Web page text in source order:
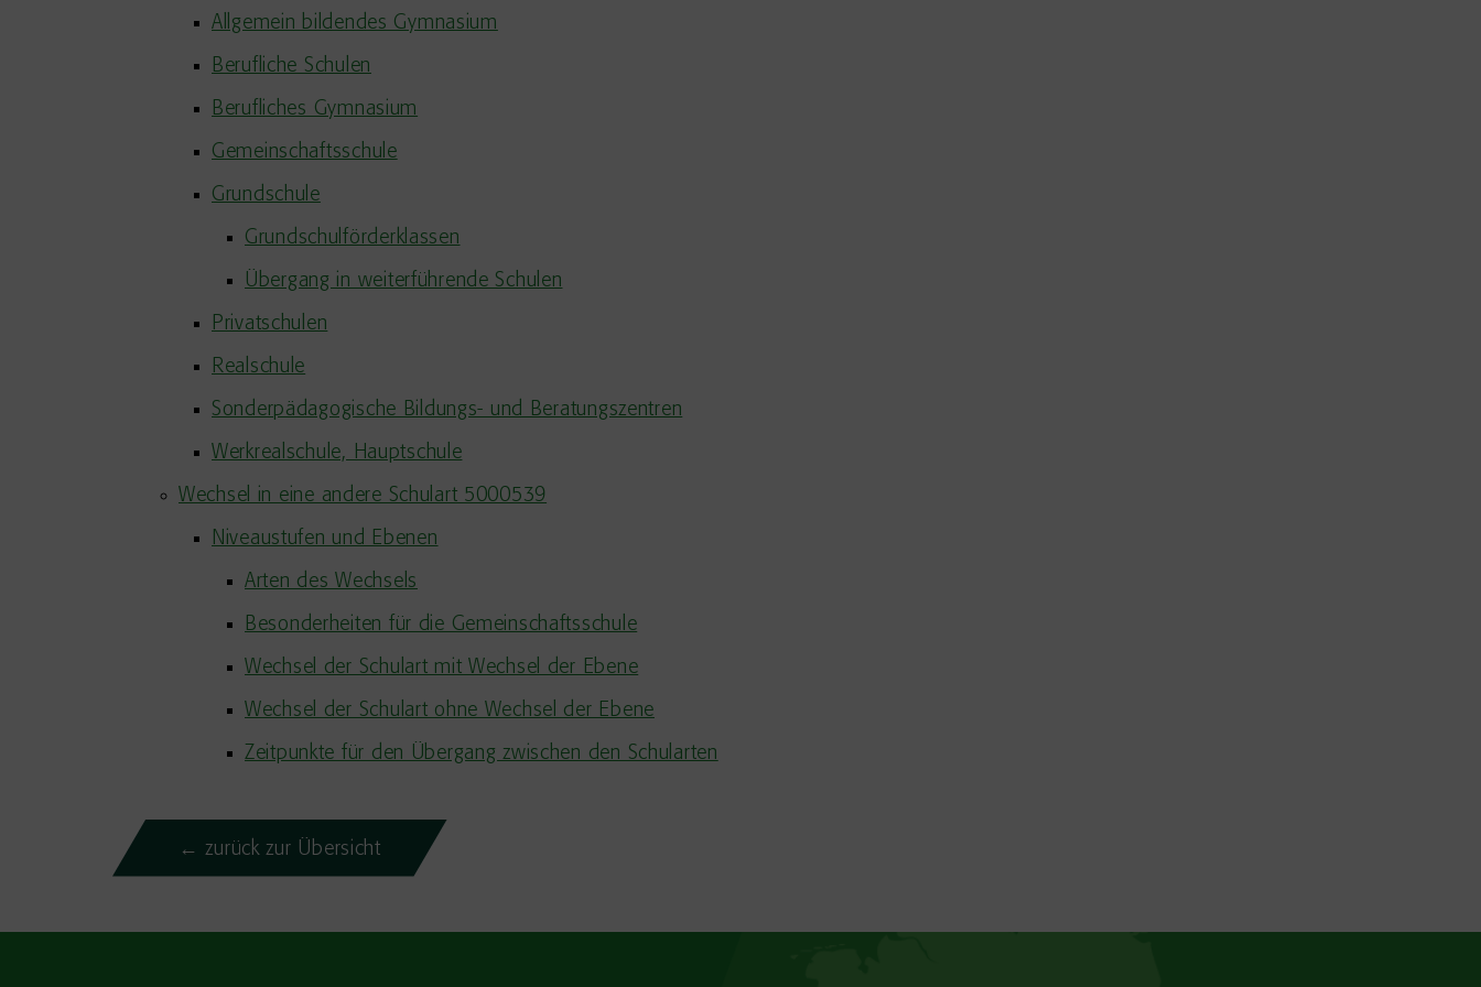
Allgemein bildendes Gymnasium
Berufliche Schulen
Berufliches Gymnasium
Gemeinschaftsschule
Grundschule
Grundschulförderklassen
Übergang in weiterführende Schulen
Privatschulen
Realschule
Sonderpädagogische Bildungs- und Beratungszentren
Werkrealschule, Hauptschule
Wechsel in eine andere Schulart 5000539
Niveaustufen und Ebenen
Arten des Wechsels
Besonderheiten für die Gemeinschaftsschule
Wechsel der Schulart mit Wechsel der Ebene
Wechsel der Schulart ohne Wechsel der Ebene
Zeitpunkte für den Übergang zwischen den Schularten
← zurück zur Übersicht